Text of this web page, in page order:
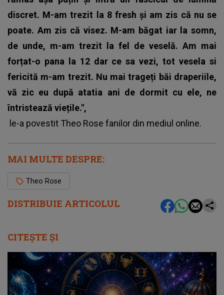
DISTRIBUIE ARTICOLUL
discret. M-am trezit la 8 fresh și am zis că nu se
poate. Am zis că visez. M-am băgat iar la somn,
de unde, m-am trezit la fel de veselă. Am mai
forțat-o pana la 12 dar ce sa vezi, tot vesela si
fericită m-am trezit. Nu mai trageți băi draperiile,
vă zic eu după atatia ani de dormit cu ele, ne
întristează viețile.",
le-a povestit Theo Rose fanilor din mediul online.
MAI MULTE DESPRE:
Theo Rose
CITEȘTE ȘI